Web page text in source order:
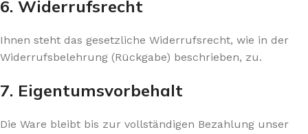
6. Widerrufsrecht
Ihnen steht das gesetzliche Widerrufsrecht, wie in der
Widerrufsbelehrung (Rückgabe) beschrieben, zu.
7. Eigentumsvorbehalt​​​​​​​
Die Ware bleibt bis zur vollständigen Bezahlung unser